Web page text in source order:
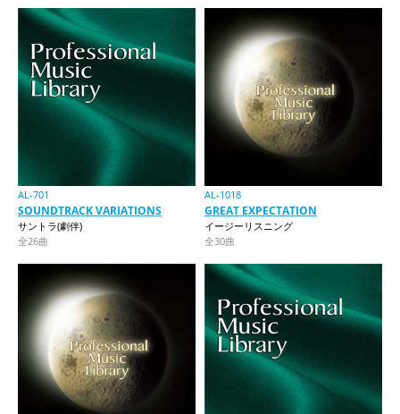
AL-701
SOUNDTRACK VARIATIONS
サントラ(劇伴)
全26曲
AL-1018
GREAT EXPECTATION
イージーリスニング
全30曲